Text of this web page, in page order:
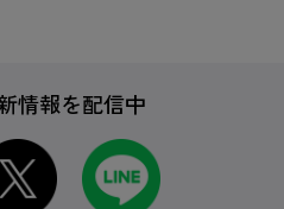
情報を配信中